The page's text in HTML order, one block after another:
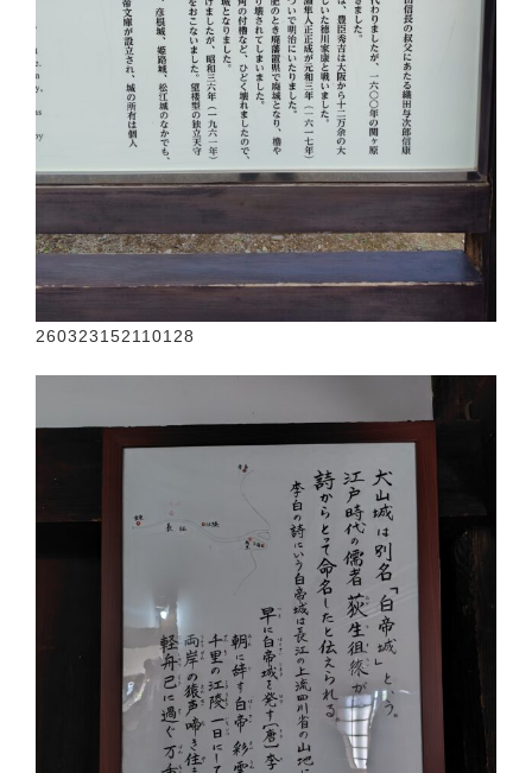
260323152110128